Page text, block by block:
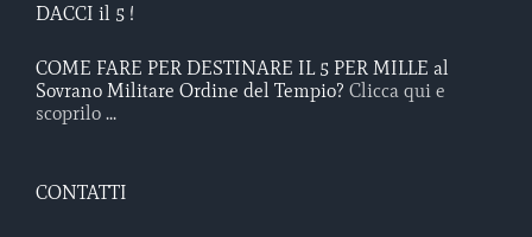
DACCI il 5 !
COME FARE PER DESTINARE IL 5 PER MILLE al
Sovrano Militare Ordine del Tempio? Clicca qui e
scoprilo ...
CONTATTI